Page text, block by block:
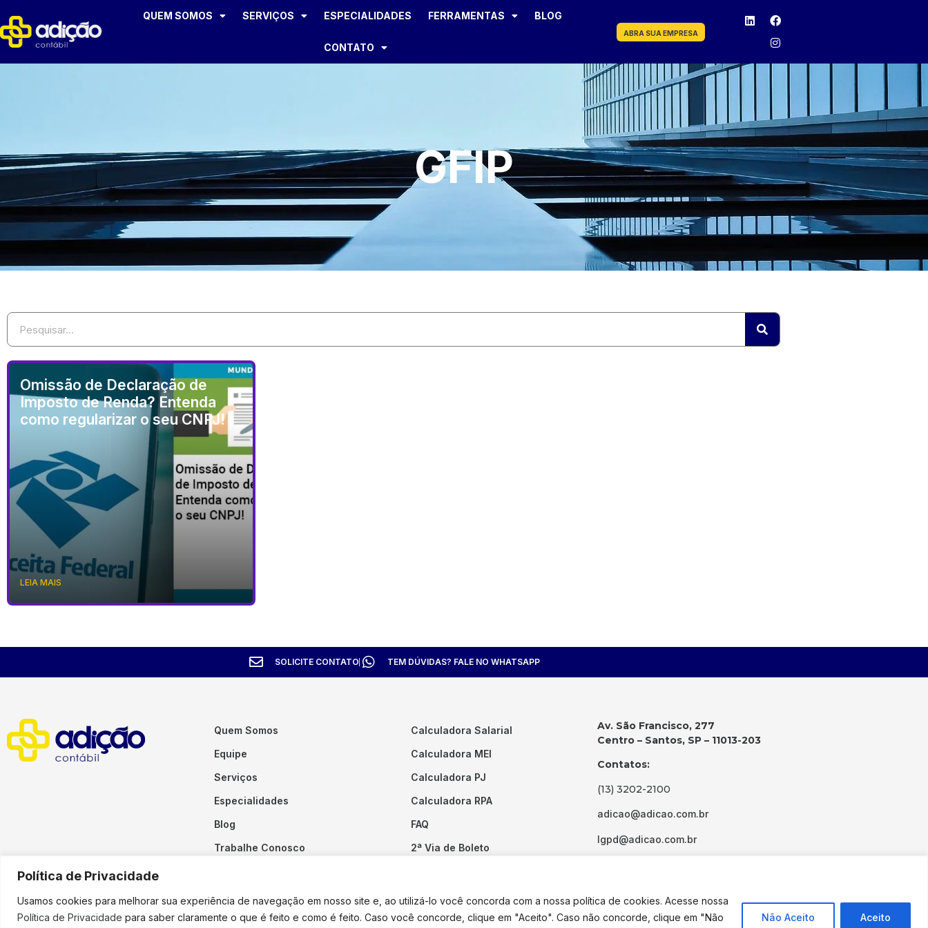
Política de Privacidade
Usamos cookies para melhorar sua experiência de navegação em nosso site e, ao utilizá-lo você concorda com a nossa política de cookies. Acesse nossa
Política de Privacidade para saber claramente o que é feito e como é feito. Caso você concorde, clique em "Aceito". Caso não concorde, clique em "Não
Não Aceito Aceito
QUEM SOMOS SERVIÇOS ESPECIALIDADES FERRAMENTAS BLOG
CONTATO
ABRA SUA EMPRESA
GFIP
Omissão de Declaração de
Imposto de Renda? Entenda
como regularizar o seu CNPJ!
LEIA MAIS
SOLICITE CONTATO TEM DÚVIDAS? FALE NO WHATSAPP
Quem Somos
Equipe
Serviços
Especialidades
Blog
Trabalhe Conosco
Calculadora Salarial
Calculadora MEI
Calculadora PJ
Calculadora RPA
FAQ
2ª Via de Boleto
Av. São Francisco, 277
Centro – Santos, SP – 11013-203
Contatos:
(13) 3202-2100
adicao@adicao.com.br
lgpd@adicao.com.br